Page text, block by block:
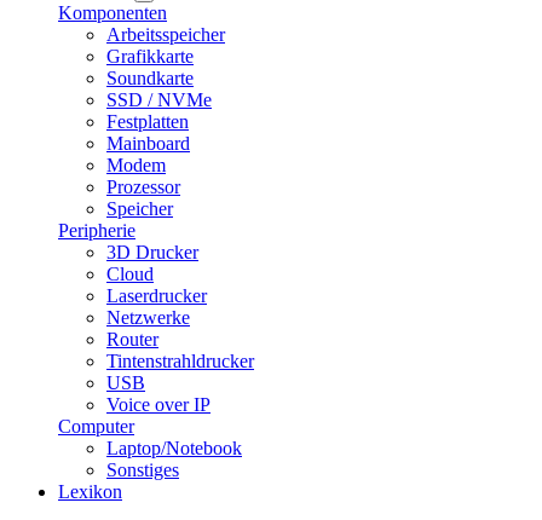
Komponenten
Arbeitsspeicher
Grafikkarte
Soundkarte
SSD / NVMe
Festplatten
Mainboard
Modem
Prozessor
Speicher
Peripherie
3D Drucker
Cloud
Laserdrucker
Netzwerke
Router
Tintenstrahldrucker
USB
Voice over IP
Computer
Laptop/Notebook
Sonstiges
Lexikon